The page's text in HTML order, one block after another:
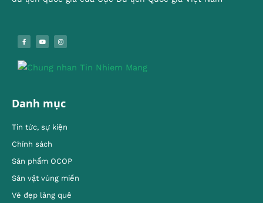
Danh mục
Tin tức, sự kiện
Chính sách
Sản phẩm OCOP
Sản vật vùng miền
Vẻ đẹp làng quê